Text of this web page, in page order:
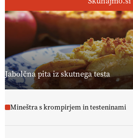
Jabolčna pita iz skutnega testa
Mineštra s krompirjem in testeninami